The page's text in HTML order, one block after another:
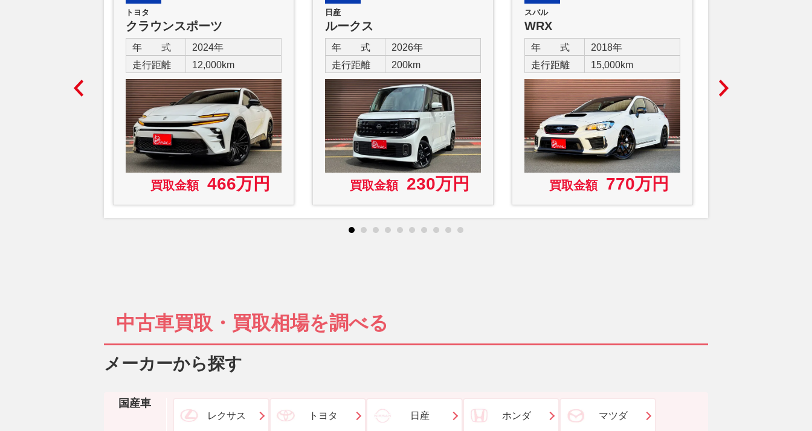
トヨタ
クラウンスポーツ
年 式
2024年
走行距離
12,000km
買取金額 466万円
日産
ルークス
年 式
2026年
走行距離
200km
買取金額 230万円
スバル
WRX
年 式
2018年
走行距離
15,000km
買取金額 770万円
中古車買取・買取相場を調べる
メーカーから探す
国産車
レクサス トヨタ 日産 ホンダ マツダ